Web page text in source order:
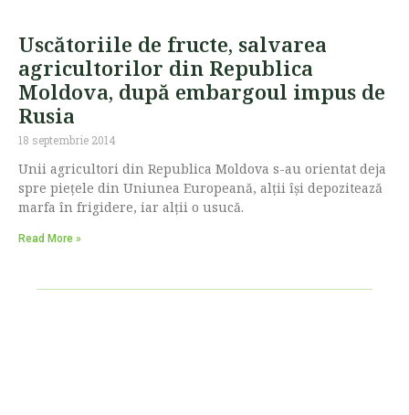
Uscătoriile de fructe, salvarea
agricultorilor din Republica
Moldova, după embargoul impus de
Rusia
18 septembrie 2014
Unii agricultori din Republica Moldova s-au orientat deja
spre piețele din Uniunea Europeană, alții își depozitează
marfa în frigidere, iar alții o usucă.
Read More »